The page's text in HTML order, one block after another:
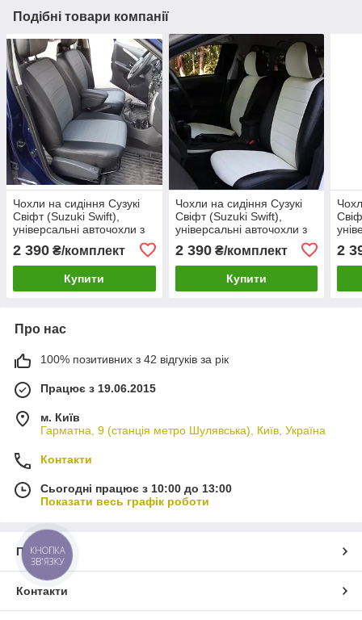
Подібні товари компанії
Чохли на сидіння Сузукі
Свіфт (Suzuki Swift),
універсальні авточохли з
екошкіри в Україні Чорно-
сірий
2 390 ₴/комплект
Купити
Чохли на сидіння Сузукі
Свіфт (Suzuki Swift),
універсальні авточохли з
екошкіри в Україні Чорно-
білий
2 390₴/комплект
Купити
2
Про нас
100% позитивних з 42 відгуків за рік
Працює з 19.06.2015
м. Київ
Гарматна, 9 (станція метро Шулявська), Київ, Україна
Контакти
Сьогодні працює з 10:00 до 13:00
Показати весь графік роботи
Про нас
Контакти
КНОПКА
ЗВ'ЯЗКУ